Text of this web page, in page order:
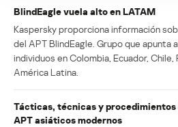
BlindEagle vuela alto en LATAM
Kaspersky proporciona información
del APT BlindEagle. Grupo que apunta
individuos en Colombia, Ecuador,
América Latina.
Tácticas, técnicas y procedimientos
APT asiáticos modernos